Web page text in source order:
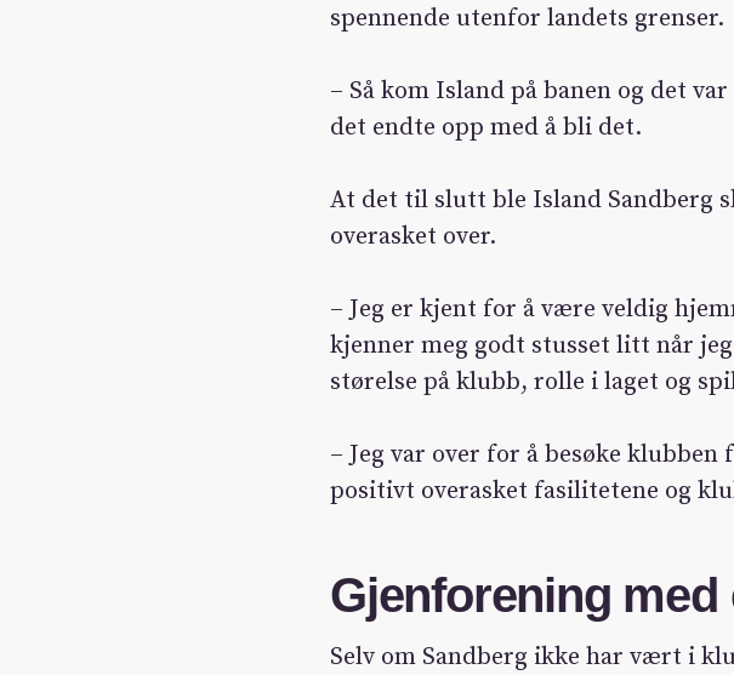
spennende utenfor landets grenser.
– Så kom Island på banen og det
det endte opp med å bli det.
At det til slutt ble Island Sandberg
overasket over.
– Jeg er kjent for å være veldig
kjenner meg godt stusset litt når
størelse på klubb, rolle i laget og
– Jeg var over for å besøke
positivt overasket fasilitetene og
Gjenforening med
Selv om Sandberg ikke har vært i